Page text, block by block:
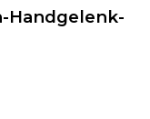
Handgelenk-